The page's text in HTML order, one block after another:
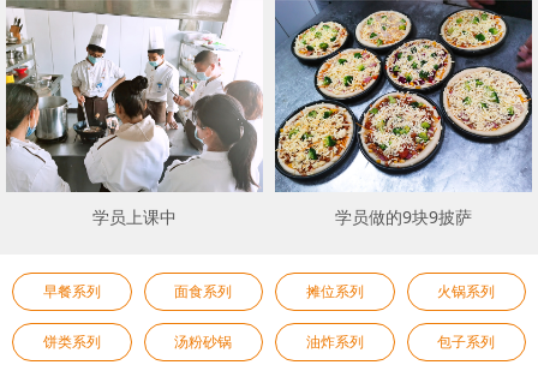
学员上课中 学员做的9块9披萨
早餐系列 面食系列 摊位系列 火锅系列
饼类系列 汤粉砂锅 油炸系列 包子系列